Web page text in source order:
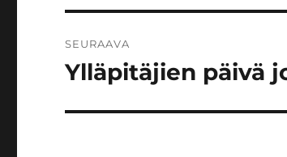
SEURAAVA
Seuraava
Ylläpitäjien päivä